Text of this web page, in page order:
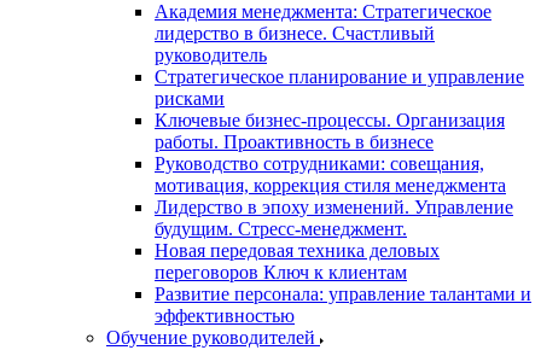
Академия менеджмента: Стратегическое
лидерство в бизнесе. Счастливый
руководитель
Стратегическое планирование и управление
рисками
Ключевые бизнес-процессы. Организация
работы. Проактивность в бизнесе
Руководство сотрудниками: совещания,
мотивация, коррекция стиля менеджмента
Лидерство в эпоху изменений. Управление
будущим. Стресс-менеджмент.
Новая передовая техника деловых
переговоров Ключ к клиентам
Развитие персонала: управление талантами и
эффективностью
Обучение руководителей